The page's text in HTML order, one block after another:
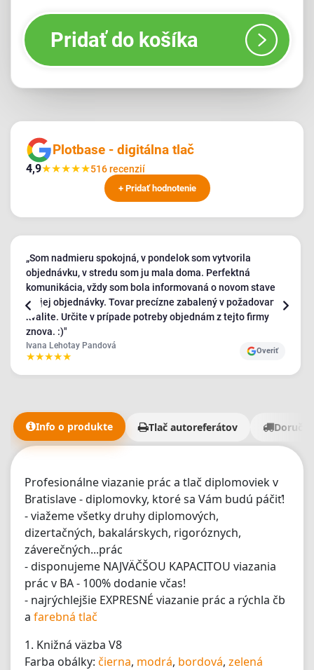
Pridať do košíka
Plotbase - digitálna tlač
4,9★★★★★516 recenzií
+ Pridať hodnotenie
„Som nadmieru spokojná, v pondelok som vytvorila
objednávku, v stredu som ju mala doma. Perfektná
komunikácia, vždy som bola informovaná o novom stave
mojej objednávky. Tovar precízne zabalený v požadovanej
kvalite. Určite v prípade potreby objednám z tejto firmy
znova. :)"
Ivana Lehotay Pandová
★★★★★ Overiť
Info o produkte Tlač autoreferátov
Profesionálne viazanie prác a tlač diplomoviek v
Bratislave - diplomovky, ktoré sa Vám budú páčiť!
- viažeme všetky druhy diplomových,
dizertačných, bakalárskych, rigoróznych,
záverečných...prác
- disponujeme NAJVÄČŠOU KAPACITOU viazania
prác v BA - 100% dodanie včas!
- najrýchlejšie EXPRESNÉ viazanie prác a rýchla čb
a farebná tlač
1. Knižná väzba V8
Farba obálky: čierna, modrá, bordová, zelená